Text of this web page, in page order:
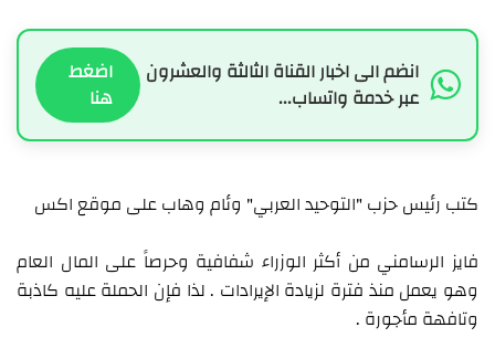
انضم الى اخبار القناة الثالثة والعشرون
عبر خدمة واتساب...
اضغط
هنا
كتب رئيس حزب "التوحيد العربي" وئام وهاب على موقع اكس
فايز الرسامني من أكثر الوزراء شفافية وحرصاً على المال العام
وهو يعمل منذ فترة لزيادة الإيرادات . لذا فإن الحملة عليه كاذبة
وتافهة مأجورة .